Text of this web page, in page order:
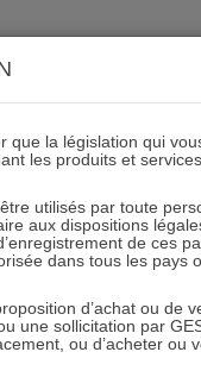
que la législation qui
les produits et
utilisés par toute
aux dispositions
de ces
dans tous les pays
d’achat ou de
une sollicitation par
ou d’acheter ou